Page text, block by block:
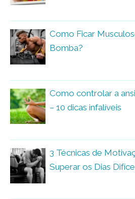
Como Ficar
Bomba?
Como controlar a
– 10 dicas infalíveis
3 Técnicas de
Superar os Dias